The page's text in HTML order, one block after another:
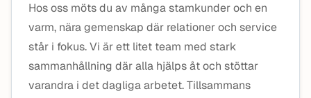
Hos oss möts du av många stamkunder och en
varm, nära gemenskap där relationer och service
står i fokus. Vi är ett litet team med stark
sammanhållning där alla hjälps åt och stöttar
varandra i det dagliga arbetet. Tillsammans